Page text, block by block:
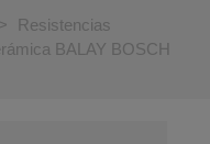
>
Resistencias
BALAY BOSCH